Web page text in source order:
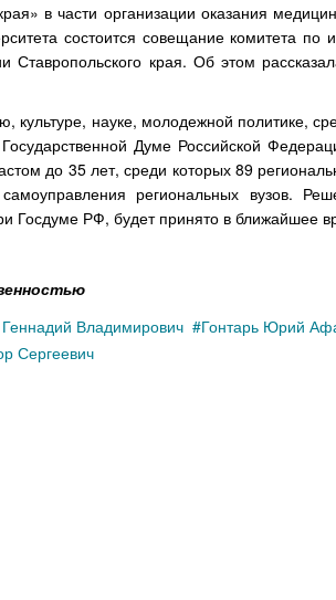
в части организации оказания
состоится совещание комитета
Ставропольского края. Об этом
культуре, науке, молодежной политике,
Думе Российской
до 35 лет, среди которых 89
региональных вузов.
Госдуме РФ, будет принято в ближайшее
Владимирович Гонтарь Юрий
Сергеевич